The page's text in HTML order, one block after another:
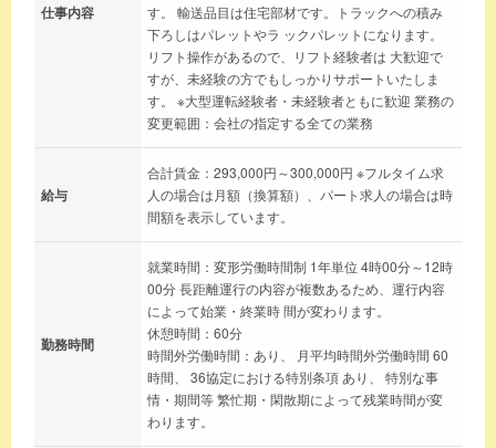
仕事内容
す。 輸送品目は住宅部材です。トラックへの積み
下ろしはパレットやラ ックパレットになります。
リフト操作があるので、リフト経験者は 大歓迎で
すが、未経験の方でもしっかりサポートいたしま
す。 ※大型運転経験者・未経験者ともに歓迎 業務の
変更範囲：会社の指定する全ての業務
給与
合計賃金：293,000円～300,000円 ※フルタイム求
人の場合は月額（換算額）、パート求人の場合は時
間額を表示しています。
勤務時間
就業時間：変形労働時間制 1年単位 4時00分～12時
00分 長距離運行の内容が複数あるため、運行内容
によって始業・終業時 間が変わります。
休憩時間：60分
時間外労働時間：あり、 月平均時間外労働時間 60
時間、 36協定における特別条項 あり、 特別な事
情・期間等 繁忙期・閑散期によって残業時間が変
わります。